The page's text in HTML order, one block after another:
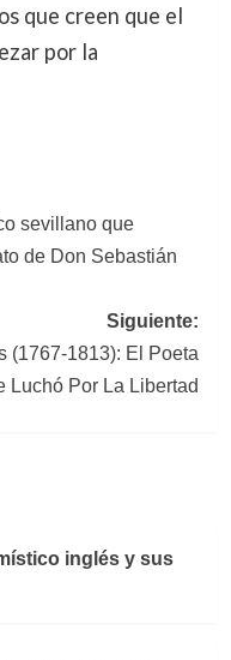
que creen que el
por la
sevillano que
de Don Sebastián
Siguiente:
(1767-1813): El Poeta
Luchó Por La Libertad
inglés y sus